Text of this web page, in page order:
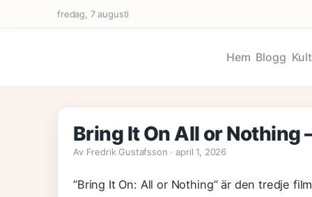
fredag, 7 augusti
Hem Blogg
Bring It On All or Nothing
Av Fredrik Gustafsson · april 1, 2026
”Bring It On: All or Nothing” är den tredje